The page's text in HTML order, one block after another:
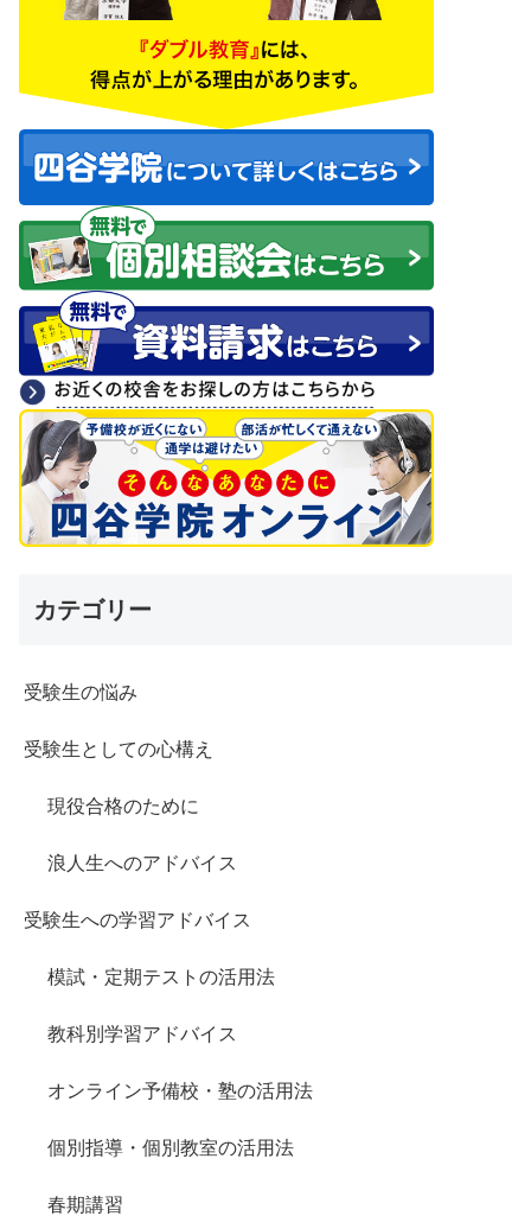
カテゴリー
受験生の悩み
受験生としての心構え
現役合格のために
浪人生へのアドバイス
受験生への学習アドバイス
模試・定期テストの活用法
教科別学習アドバイス
オンライン予備校・塾の活用法
個別指導・個別教室の活用法
春期講習